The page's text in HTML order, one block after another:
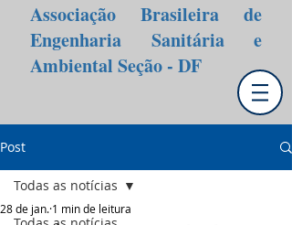
Associação Brasileira de
Engenharia Sanitária e
Ambiental Seção - DF
Post
Todas as notícias
28 de jan. 1 min de leitura